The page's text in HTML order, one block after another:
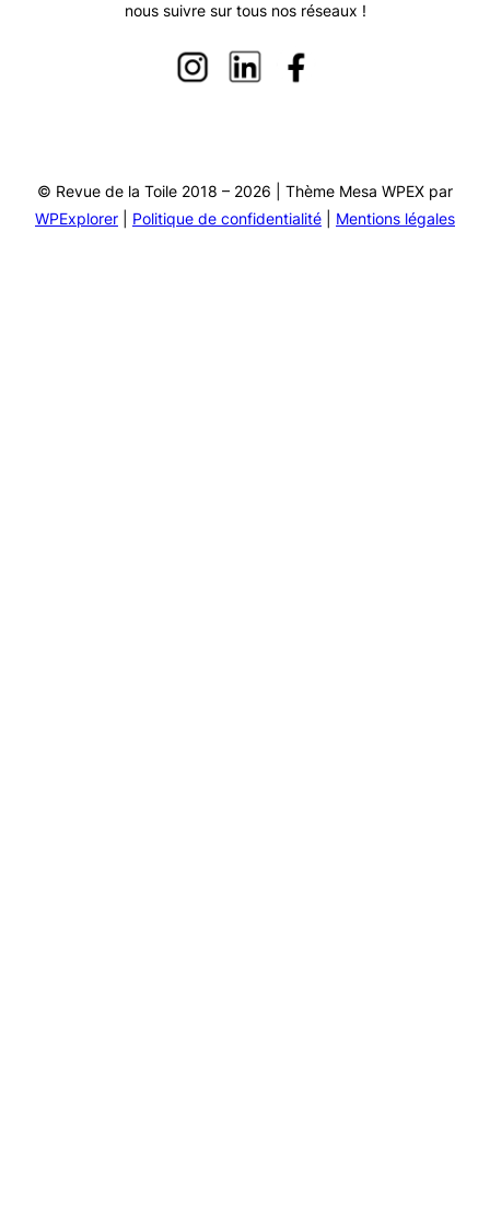
nous suivre sur tous nos réseaux !
© Revue de la Toile 2018 – 2026 | Thème Mesa WPEX par
WPExplorer
Politique de confidentialité Mentions légales